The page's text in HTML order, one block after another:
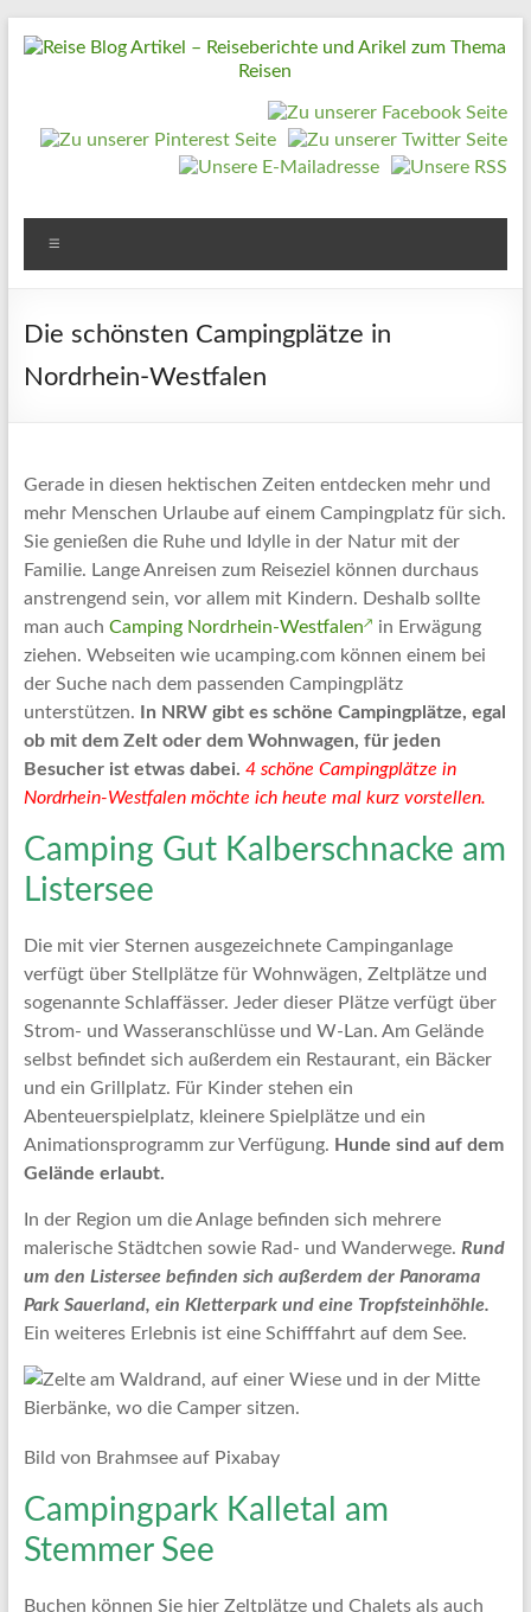
Inhalt
Blog
–
Reiseberichte
Arikel
zum
Thema
Reise
Urlaub,
Artikel
Tipps
und
Informationen
zum
Thema
Reisen
Die schönsten Campingplätze in
Nordrhein-Westfalen
Gerade in diesen hektischen Zeiten entdecken mehr und
mehr Menschen Urlaube auf einem Campingplatz für sich.
Sie genießen die Ruhe und Idylle in der Natur mit der
Familie. Lange Anreisen zum Reiseziel können durchaus
anstrengend sein, vor allem mit Kindern. Deshalb sollte
man auch Camping Nordrhein-Westfalen
in Erwägung
ziehen. Webseiten wie ucamping.com können einem bei
der Suche nach dem passenden Campingplätz
unterstützen.
In NRW gibt es schöne Campingplätze, egal
ob mit dem Zelt oder dem Wohnwagen, für jeden
Besucher ist etwas dabei. 4 schöne Campingplätze in
Nordrhein-Westfalen möchte ich heute mal kurz vorstellen.
Camping Gut Kalberschnacke am
Listersee
Die mit vier Sternen ausgezeichnete Campinganlage
verfügt über Stellplätze für Wohnwägen, Zeltplätze und
sogenannte Schlaffässer. Jeder dieser Plätze verfügt über
Strom- und Wasseranschlüsse und W-Lan. Am Gelände
selbst befindet sich außerdem ein Restaurant, ein Bäcker
und ein Grillplatz. Für Kinder stehen ein
Abenteuerspielplatz, kleinere Spielplätze und ein
Animationsprogramm zur Verfügung. Hunde sind auf dem
Gelände erlaubt.
In der Region um die Anlage befinden sich mehrere
malerische Städtchen sowie Rad- und Wanderwege. Rund
um den Listersee befinden sich außerdem der Panorama
Park Sauerland, ein Kletterpark und eine Tropfsteinhöhle.
Ein weiteres Erlebnis ist eine Schifffahrt auf dem See.
Bild von Brahmsee auf Pixabay
Campingpark Kalletal am
Stemmer See
Buchen können Sie hier Zeltplätze und Chalets als auch